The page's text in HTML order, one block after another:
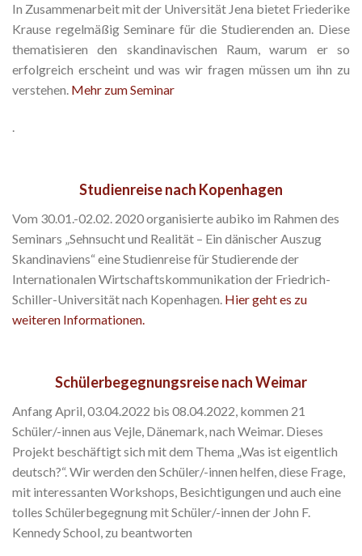
In Zusammenarbeit mit der Universität Jena bietet Friederike
Krause regelmäßig Seminare für die Studierenden an. Diese
thematisieren den skandinavischen Raum, warum er so
erfolgreich erscheint und was wir fragen müssen um ihn zu
verstehen. Mehr zum Seminar
.
Studienreise nach Kopenhagen
Vom 30.01.-02.02. 2020 organisierte aubiko im Rahmen des
Seminars „Sehnsucht und Realität – Ein dänischer Auszug
Skandinaviens“ eine Studienreise für Studierende der
Internationalen Wirtschaftskommunikation der Friedrich-
Schiller-Universität nach Kopenhagen. Hier geht es zu
weiteren Informationen.
Schülerbegegnungsreise nach Weimar
Anfang April, 03.04.2022 bis 08.04.2022, kommen 21
Schüler/-innen aus Vejle, Dänemark, nach Weimar. Dieses
Projekt beschäftigt sich mit dem Thema „Was ist eigentlich
deutsch?“. Wir werden den Schüler/-innen helfen, diese Frage,
mit interessanten Workshops, Besichtigungen und auch eine
tolles Schülerbegegnung mit Schüler/-innen der John F.
Kennedy School, zu beantworten